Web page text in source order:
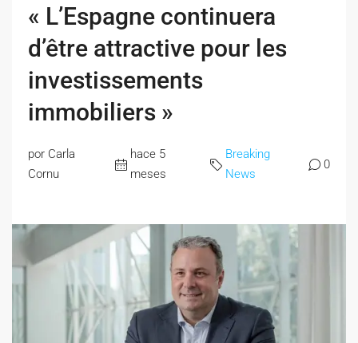
« L’Espagne continuera
d’être attractive pour les
investissements
immobiliers »
por Carla
Cornu
hace 5
meses
Breaking
News
0